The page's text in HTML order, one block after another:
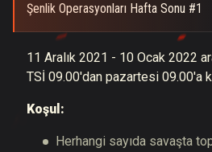
Şenlik Operasyonları Hafta Sonu #1
11 Aralık 2021 - 10 Ocak 2022
TSİ 09.00'dan pazartesi 09.00'a
Koşul:
Herhangi sayıda savaşta